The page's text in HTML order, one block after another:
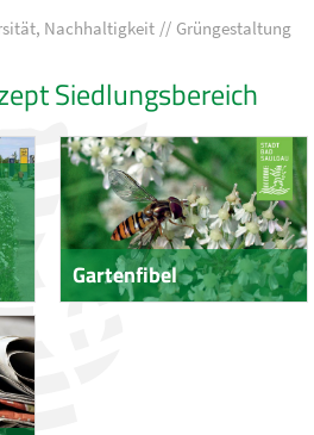
Nachhaltigkeit
Grüngestaltung
Siedlungsbereich
Gartenfibel